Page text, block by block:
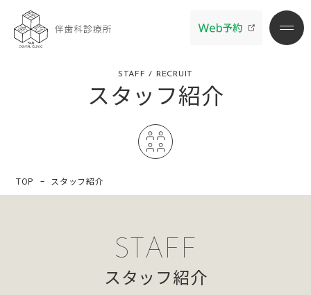
STAFF / RECRUIT
スタッフ紹介
TOP スタッフ紹介
STAFF
スタッフ紹介